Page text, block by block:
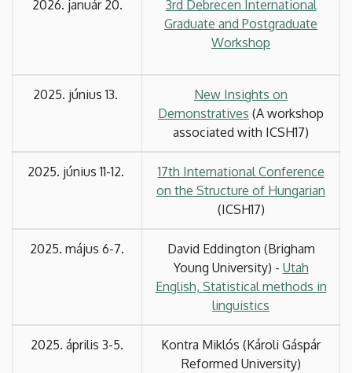
2026. január 20.
3rd Debrecen International
Graduate and Postgraduate
Workshop
2025. június 13.
New Insights on
Demonstratives (A workshop
associated with ICSH17)
2025. június 11-12.
17th International Conference
on the Structure of Hungarian
(ICSH17)
2025. május 6-7.
David Eddington (Brigham
Young University) - Utah
English, Statistical methods in
linguistics
2025. április 3-5.
Kontra Miklós (Károli Gáspár
Reformed University)